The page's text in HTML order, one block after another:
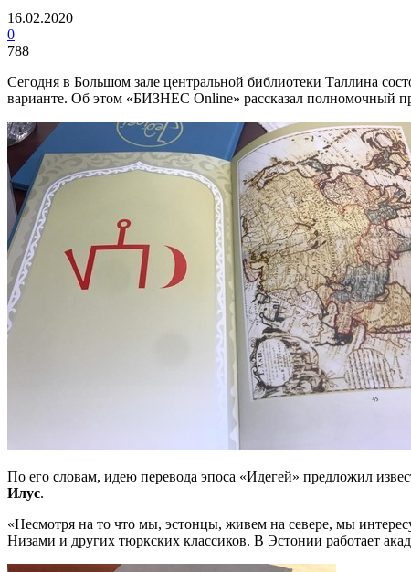
16.02.2020
0
788
Сегодня в Большом зале центральной библиотеки Таллина
варианте. Об этом «БИЗНЕС Online» рассказал полномочный
По его словам, идею перевода эпоса «Идегей» предложил
Илус.
«Несмотря на то что мы, эстонцы, живем на севере, мы
Низами и других тюркских классиков. В Эстонии работает